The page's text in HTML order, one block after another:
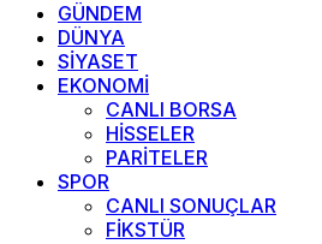
GÜNDEM
DÜNYA
SİYASET
EKONOMİ
CANLI BORSA
HİSSELER
PARİTELER
SPOR
CANLI SONUÇLAR
FİKSTÜR